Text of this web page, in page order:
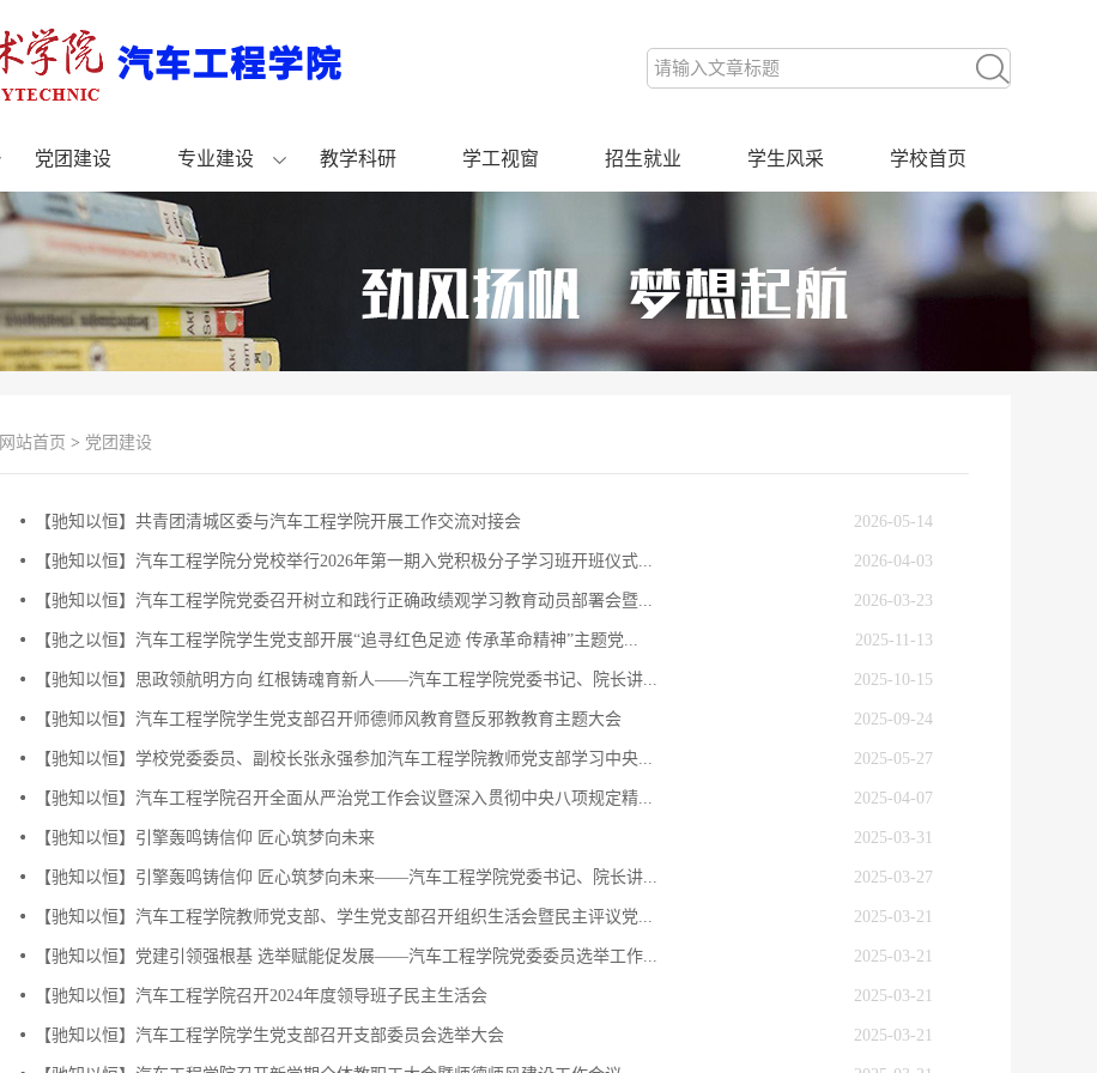
党团建设 专业建设 教学科研 学工视窗 招生就业 学生风采 学校首页
网站首页 > 党团建设
【驰知以恒】共青团清城区委与汽车工程学院开展工作交流对接会 2026-05-14
【驰知以恒】汽车工程学院分党校举行2026年第一期入党积极分子学习班开班仪式... 2026-04-03
【驰知以恒】汽车工程学院党委召开树立和践行正确政绩观学习教育动员部署会暨... 2026-03-23
【驰之以恒】汽车工程学院学生党支部开展“追寻红色足迹 传承革命精神”主题党... 2025-11-13
【驰知以恒】思政领航明方向 红根铸魂育新人——汽车工程学院党委书记、院长讲... 2025-10-15
【驰知以恒】汽车工程学院学生党支部召开师德师风教育暨反邪教教育主题大会 2025-09-24
【驰知以恒】学校党委委员、副校长张永强参加汽车工程学院教师党支部学习中央... 2025-05-27
【驰知以恒】汽车工程学院召开全面从严治党工作会议暨深入贯彻中央八项规定精... 2025-04-07
【驰知以恒】引擎轰鸣铸信仰 匠心筑梦向未来 2025-03-31
【驰知以恒】引擎轰鸣铸信仰 匠心筑梦向未来——汽车工程学院党委书记、院长讲... 2025-03-27
【驰知以恒】汽车工程学院教师党支部、学生党支部召开组织生活会暨民主评议党... 2025-03-21
【驰知以恒】党建引领强根基 选举赋能促发展——汽车工程学院党委委员选举工作... 2025-03-21
​【驰知以恒】汽车工程学院召开2024年度领导班子民主生活会 2025-03-21
【驰知以恒】汽车工程学院学生党支部召开支部委员会选举大会 2025-03-21